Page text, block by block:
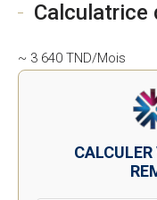
Calculatrice
~ 3 640 TND/Mois